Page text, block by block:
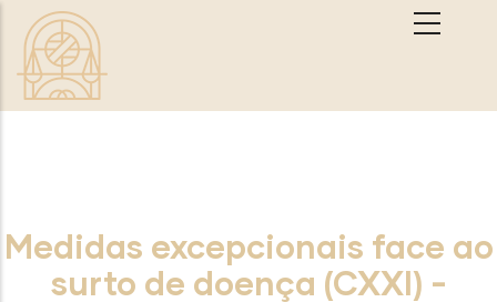
Passar para o conteúdo principal
Medidas excepcionais face ao
surto de doença (CXXI) -